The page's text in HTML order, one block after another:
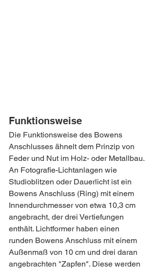
Funktionsweise
Die Funktionsweise des Bowens
Anschlusses ähnelt dem Prinzip von
Feder und Nut im Holz- oder Metallbau.
An Fotografie-Lichtanlagen wie
Studioblitzen oder Dauerlicht ist ein
Bowens Anschluss (Ring) mit einem
Innendurchmesser von etwa 10,3 cm
angebracht, der drei Vertiefungen
enthält. Lichtformer haben einen
runden Bowens Anschluss mit einem
Außenmaß von 10 cm und drei daran
angebrachten "Zapfen". Diese werden